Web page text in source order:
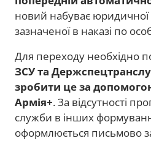
новий набуває юридичної
зазначеної в наказі по
Для переходу необхідно
ЗСУ та
зробити це за
Армія+. За відсутності
служби в інших
оформлюється письмово